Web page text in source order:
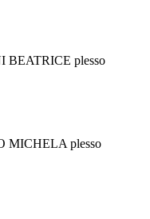
BEATRICE plesso
MICHELA plesso